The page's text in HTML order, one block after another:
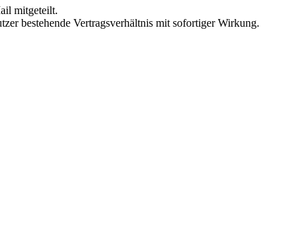
mitgeteilt.
bestehende Vertragsverhältnis mit sofortiger Wirkung.